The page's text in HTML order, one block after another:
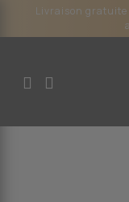
Livraison gratuite